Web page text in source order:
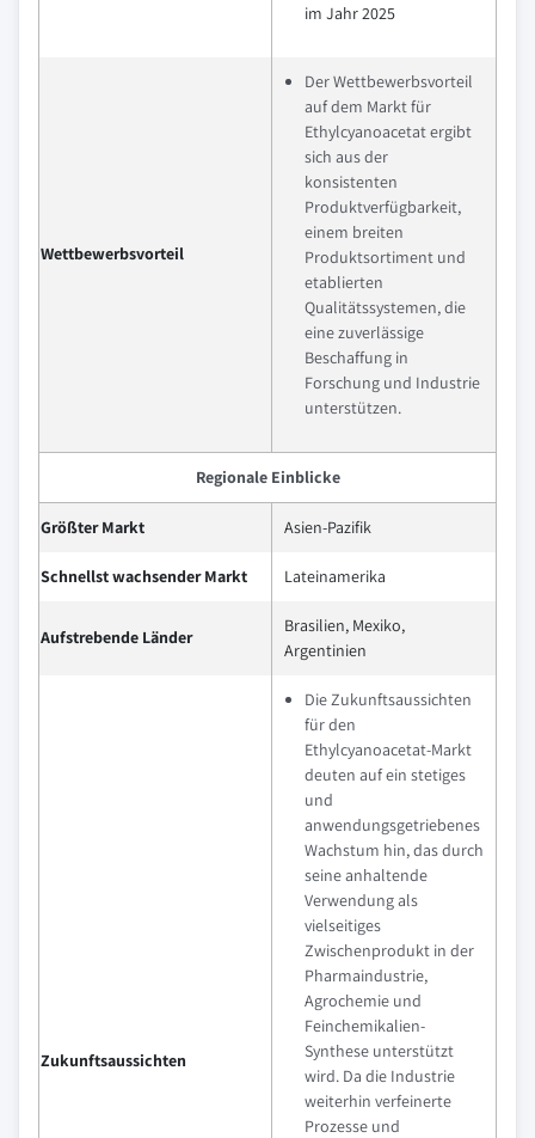
im Jahr 2025
Wettbewerbsvorteil
Der Wettbewerbsvorteil
auf dem Markt für
Ethylcyanoacetat ergibt
sich aus der
konsistenten
Produktverfügbarkeit,
einem breiten
Produktsortiment und
etablierten
Qualitätssystemen, die
eine zuverlässige
Beschaffung in
Forschung und Industrie
unterstützen.
Regionale Einblicke
Größter Markt Asien-Pazifik
Schnellst wachsender Markt Lateinamerika
Aufstrebende Länder
Brasilien, Mexiko,
Argentinien
Zukunftsaussichten
Die Zukunftsaussichten
für den
Ethylcyanoacetat-Markt
deuten auf ein stetiges
und
anwendungsgetriebenes
Wachstum hin, das durch
seine anhaltende
Verwendung als
vielseitiges
Zwischenprodukt in der
Pharmaindustrie,
Agrochemie und
Feinchemikalien-
Synthese unterstützt
wird. Da die Industrie
weiterhin verfeinerte
Prozesse und